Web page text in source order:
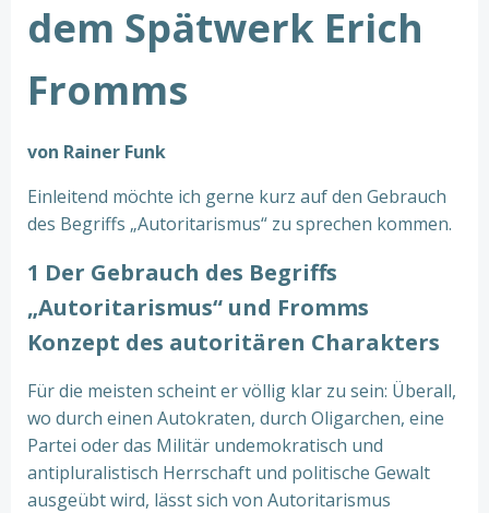
dem Spätwerk Erich
Fromms
von Rainer Funk
Einleitend möchte ich gerne kurz auf den Gebrauch
des Begriffs „Autoritarismus“ zu sprechen kommen.
1 Der Gebrauch des Begriffs
„Autoritarismus“ und Fromms
Konzept des autoritären Charakters
Für die meisten scheint er völlig klar zu sein: Überall,
wo durch einen Autokraten, durch Oligarchen, eine
Partei oder das Militär undemokratisch und
antipluralistisch Herrschaft und politische Gewalt
ausgeübt wird, lässt sich von Autoritarismus